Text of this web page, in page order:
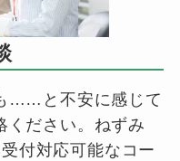
……と不安に感じて
ください。ねずみ
付対応可能なコー